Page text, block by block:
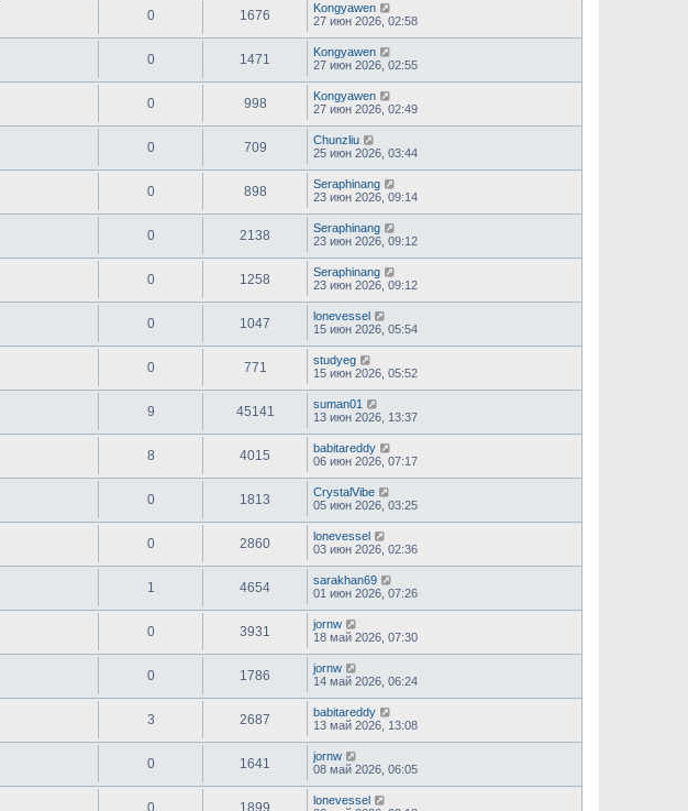
0 1676
Kongyawen
27 июн 2026, 02:58
0 1471
Kongyawen
27 июн 2026, 02:55
0 998
Kongyawen
27 июн 2026, 02:49
0 709
Chunzliu
25 июн 2026, 03:44
0 898
Seraphinang
23 июн 2026, 09:14
0 2138
Seraphinang
23 июн 2026, 09:12
0 1258
Seraphinang
23 июн 2026, 09:12
0 1047
lonevessel
15 июн 2026, 05:54
0 771
studyeg
15 июн 2026, 05:52
9 45141
suman01
13 июн 2026, 13:37
8 4015
babitareddy
06 июн 2026, 07:17
0 1813
CrystalVibe
05 июн 2026, 03:25
0 2860
lonevessel
03 июн 2026, 02:36
1 4654
sarakhan69
01 июн 2026, 07:26
0 3931
jornw
18 май 2026, 07:30
0 1786
jornw
14 май 2026, 06:24
3 2687
babitareddy
13 май 2026, 13:08
0 1641
jornw
08 май 2026, 06:05
0 1899
lonevessel